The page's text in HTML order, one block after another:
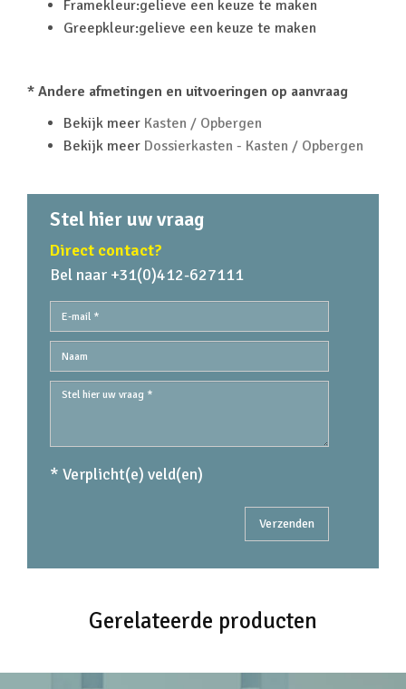
Framekleur:gelieve een keuze te maken
Greepkleur:gelieve een keuze te maken
* Andere afmetingen en uitvoeringen op aanvraag
Bekijk meer Kasten / Opbergen
Bekijk meer Dossierkasten - Kasten / Opbergen
Stel hier uw vraag
Direct contact?
Bel naar +31(0)412-627111
* Verplicht(e) veld(en)
Gerelateerde producten